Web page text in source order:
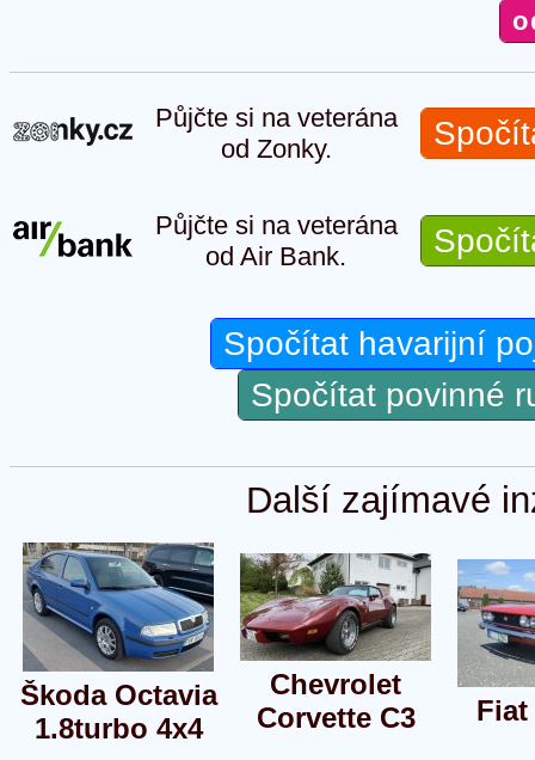
Půjčte si na veterána
od Zonky.
Půjčte si na veterána
od Air Bank.
Spočítat havarijní
Spočítat povinné
Další zajímavé
Škoda Octavia
1.8turbo 4x4
Chevrolet
Corvette C3
Fiat